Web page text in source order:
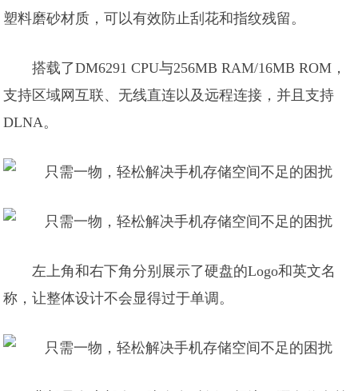
塑料磨砂材质，可以有效防止刮花和指纹残留。
搭载了DM6291 CPU与256MB RAM/16MB ROM，
支持区域网互联、无线直连以及远程连接，并且支持
DLNA。
左上角和右下角分别展示了硬盘的Logo和英文名
称，让整体设计不会显得过于单调。